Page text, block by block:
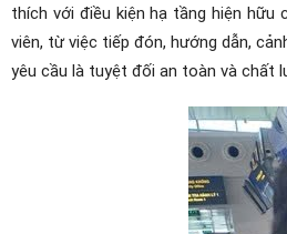
thích với điều kiện hạ tầng hiện
viên, từ việc tiếp đón, hướng dẫn,
yêu cầu là tuyệt đối an toàn và chất